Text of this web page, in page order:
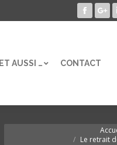
ET AUSSI … CONTACT
Le retrait